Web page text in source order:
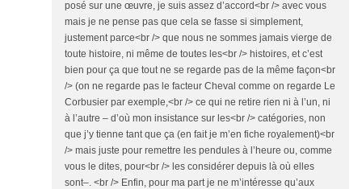
posé sur une œuvre, je suis assez d’accord<br /> avec vous
mais je ne pense pas que cela se fasse si simplement,
justement parce<br /> que nous ne sommes jamais vierge de
toute histoire, ni même de toutes les<br /> histoires, et c’est
bien pour ça que tout ne se regarde pas de la même façon<br
/> (on ne regarde pas le facteur Cheval comme on regarde Le
Corbusier par exemple,<br /> ce qui ne retire rien ni à l’un, ni
à l’autre – d’où mon insistance sur les<br /> catégories, non
que j’y tienne tant que ça (en fait je m’en fiche royalement)<br
/> mais juste pour remettre les pendules à l’heure ou, comme
vous le dites, pour<br /> les considérer depuis là où elles
sont–. <br /> Enfin, pour ma part je ne m’intéresse qu’aux